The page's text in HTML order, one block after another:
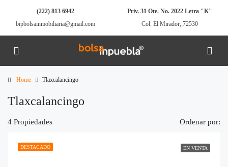
(222) 813 6942
bipbolsainmobiliaria@gmail.com
Priv. 31 Ote. No. 2022 Letra "K"
Col. El Mirador, 72530
Home Tlaxcalancingo
Tlaxcalancingo
4 Propiedades Ordenar por:
DESTACADO EN VENTA